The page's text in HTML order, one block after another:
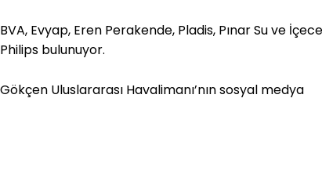
Evyap, Eren Perakende, Pladis, Pınar Su ve
bulunuyor.
Uluslararası Havalimanı’nın sosyal medya